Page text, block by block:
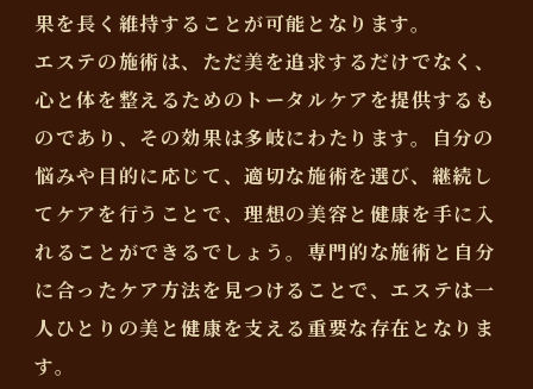
果を長く維持することが可能となります。
エステの施術は、ただ美を追求するだけでなく、
心と体を整えるためのトータルケアを提供するも
のであり、その効果は多岐にわたります。自分の
悩みや目的に応じて、適切な施術を選び、継続し
てケアを行うことで、理想の美容と健康を手に入
れることができるでしょう。専門的な施術と自分
に合ったケア方法を見つけることで、エステは一
人ひとりの美と健康を支える重要な存在となりま
す。